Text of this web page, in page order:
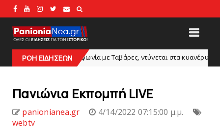
ΡΟΗ ΕΙΔΗΣΕΩΝ
Συμφωνία με Tαβάρες, ντύνεται στα κυανέρυθρα ο Πορτογάλος!
Πανιώνια Εκπομπή LIVE
panionianea.gr
4/14/2022 07:15:00 μ.μ.
webtv